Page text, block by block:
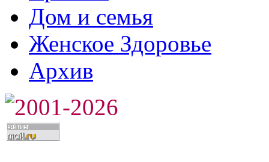
Дом и семья
Женское Здоровье
Архив
2001-2026